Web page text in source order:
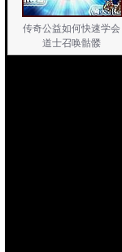
传奇公益如何快速学会
道士召唤骷髅